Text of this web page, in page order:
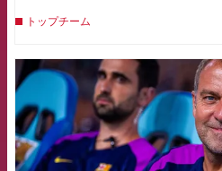
トップチーム